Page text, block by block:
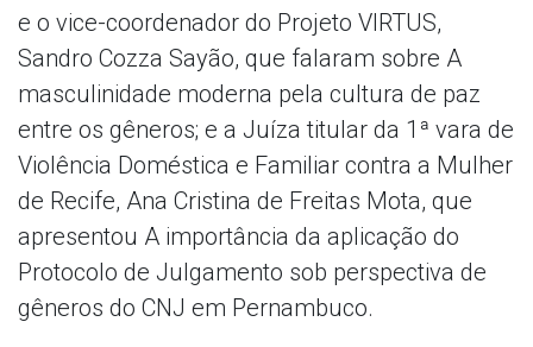
e o vice-coordenador do Projeto VIRTUS,
Sandro Cozza Sayão, que falaram sobre A
masculinidade moderna pela cultura de paz
entre os gêneros; e a Juíza titular da 1ª vara de
Violência Doméstica e Familiar contra a Mulher
de Recife, Ana Cristina de Freitas Mota, que
apresentou A importância da aplicação do
Protocolo de Julgamento sob perspectiva de
gêneros do CNJ em Pernambuco.